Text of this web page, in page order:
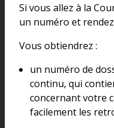
Si vous allez à la
un numéro et
Vous obtiendrez :
un numéro de
continu, qui
concernant votre
facilement les